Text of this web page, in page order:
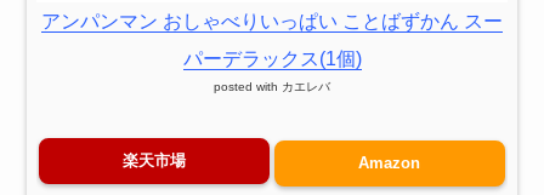
アンパンマン おしゃべりいっぱい ことばずかん スー
パーデラックス(1個)
posted with カエレバ
楽天市場 Amazon